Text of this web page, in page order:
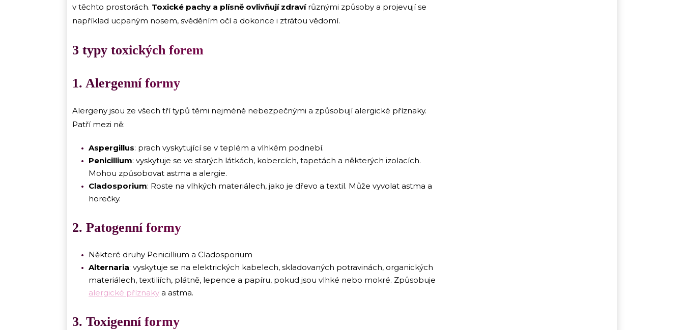
v těchto prostorách. Toxické pachy a plísně ovlivňují zdravírůznými způsoby a projevují se
například ucpaným nosem, svěděním očí a dokonce i ztrátou vědomí.
3 typy toxických forem
1. Alergenní formy
Alergeny jsou ze všech tří typů těmi nejméně nebezpečnými a způsobují alergické příznaky.
Patří mezi ně:
Aspergillus: prach vyskytující se v teplém a vlhkém podnebí.
Penicillium: vyskytuje se ve starých látkách, kobercích, tapetách a některých izolacích.
Mohou způsobovat astma a alergie.
Cladosporium: Roste na vlhkých materiálech, jako je dřevo a textil. Může vyvolat astma a
horečky.
2. Patogenní formy
Některé druhy Penicillium a Cladosporium
Alternaria: vyskytuje se na elektrických kabelech, skladovaných potravinách, organických
materiálech, textiliích, plátně, lepence a papíru, pokud jsou vlhké nebo mokré. Způsobuje
alergické příznaky a astma.
3. Toxigenní formy